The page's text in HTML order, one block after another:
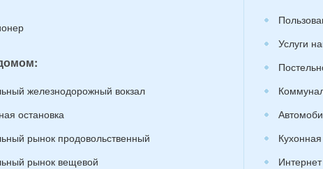
железнодорожный вокзал
остановка
рынок продовольственный
рынок вещевой
Услуги
Интернет